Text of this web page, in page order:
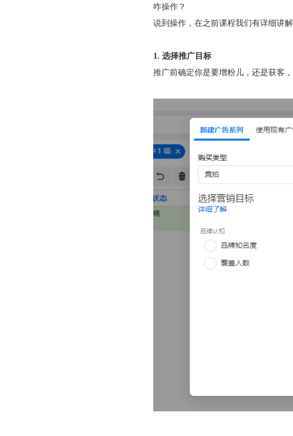
咋操作？
说到操作，在之前课程我们有详细讲
1. 选择推广目标
推广前确定你是要增粉儿，还是获客